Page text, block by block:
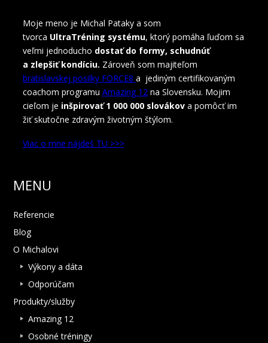
Moje meno je Michal Pataky a som
tvorca UltraTréning systému, ktorý pomáha ľuďom sa
veľmi jednoducho dostať do formy, schudnúť
a zlepšiť kondíciu. Zároveň som majiteľom
bratislavskej posilky FORCE8 a jediným certifikovaným
coachom programu Amazing 12na Slovensku. Mojim
cieľom je inšpirovať 1 000 000 slovákova pomôcť im
žiť skutočne zdravým životným štýlom.
Viac o mne nájdeš TU >>>
MENU
Referencie
Blog
O Michalovi
Výkony a dáta
Odporúčam
Produkty/služby
Amazing 12
Osobné tréningy